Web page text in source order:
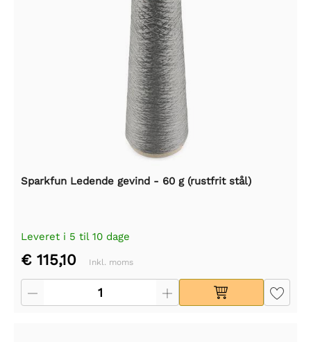
Sparkfun Ledende gevind - 60 g (rustfrit stål)
Leveret i 5 til 10 dage
€ 115,10 Inkl. moms